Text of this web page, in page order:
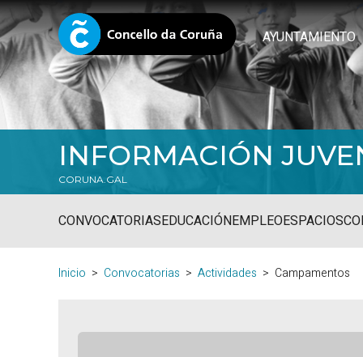
AYUNTAMIENTO
INFORMACIÓN
CORUNA.GAL
CONVOCATORIASEDUCACIÓNEMPLEOESPACIOS
Inicio Convocatorias Actividades Campamentos